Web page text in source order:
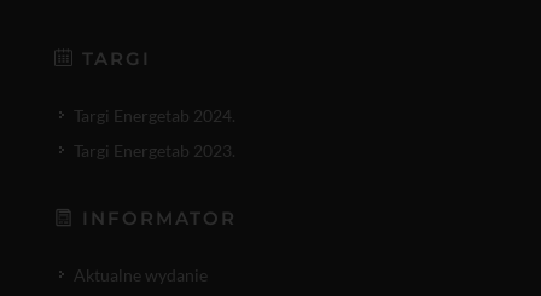
TARGI
Targi Energetab 2024.
Targi Energetab 2023.
INFORMATOR
Aktualne wydanie